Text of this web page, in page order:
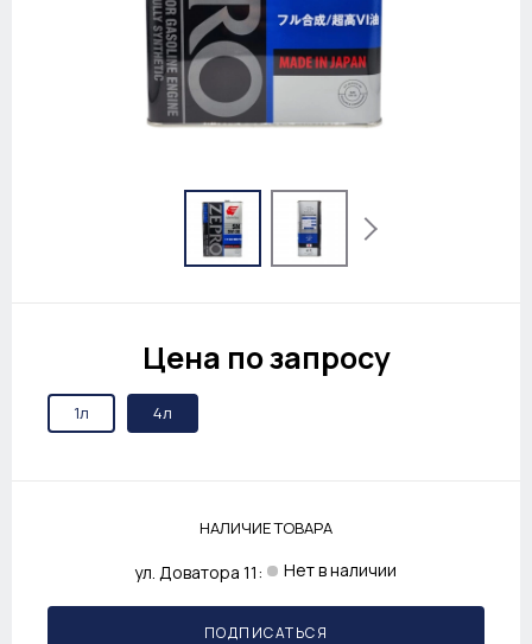
Цена по запросу
1л 4л
НАЛИЧИЕ ТОВАРА
ул. Доватора 11: Нет в наличии
ПОДПИСАТЬСЯ